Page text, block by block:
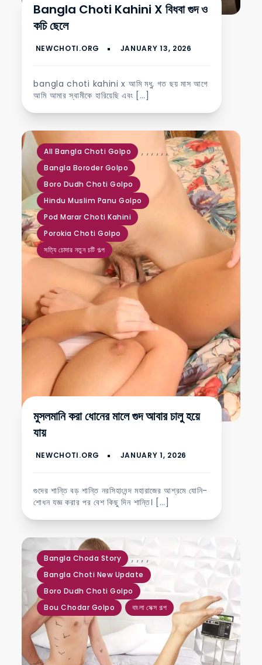
Bangla Choti Kahini X বিধবা গুদ ও
কচি ছেলে
bangla choti kahini x আমি মধু, গত ছয় মাস আগে
আমি আমার স্বামীকে হারিয়েছি এবং […]
All Bangla Choti Golpo ,
Bangla Boroder Golpo
,
Boro Dudh Choti Golpo
,
Hindu Muslim Panu Golpo
,
Pod Marar Choti Kahini
,
Porokia Choti Golpo
,
সত্যি চোদার নতুন চটি গল্প
মুসলমানি করা ধোনের মালে গুদ আবার চালু হয়ে
যায়
গুদের শান্তি বড় শান্তি নরসিহাংনন্দ মহারাজের আশ্রমে যোনি-
শোধন যজ্ঞ করার পর বেশ কিছু দিন শান্তি। […]
Bangla Choda Story ,
Bangla Choti New Update
,
Boro Dudh Choti Golpo
,
Bou Chodar Golpo
,
বাংলা সেক্স গল্প